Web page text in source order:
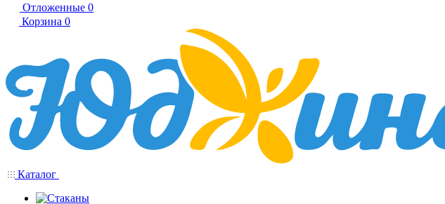
Отложенные 0
Корзина 0
Каталог